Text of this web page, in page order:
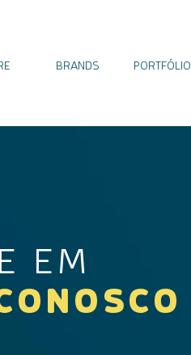
BRANDS PORTFÓLIO
EM